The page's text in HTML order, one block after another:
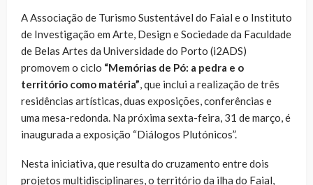
A Associação de Turismo Sustentável do Faial e o Instituto
de Investigação em Arte, Design e Sociedade da Faculdade
de Belas Artes da Universidade do Porto (i2ADS)
promovem o ciclo “Memórias de Pó: a pedra e o
território como matéria”, que inclui a realização de três
residências artísticas, duas exposições, conferências e
uma mesa-redonda. Na próxima sexta-feira, 31 de março, é
inaugurada a exposição “Diálogos Plutónicos”.
Nesta iniciativa, que resulta do cruzamento entre dois
projetos multidisciplinares, o território da ilha do Faial,